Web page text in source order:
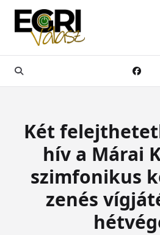
Skip
content
Két
hív a Márai
szimfonikus
zenés